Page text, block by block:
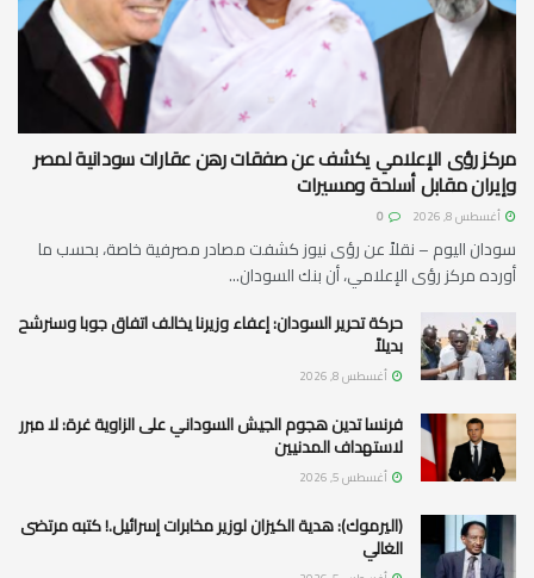
مركز رؤى الإعلامي يكشف عن صفقات رهن عقارات سودانية لمصر
وإيران مقابل أسلحة ومسيرات
أغسطس 8, 2026
سودان اليوم – نقلاً عن رؤى نيوز كشفت مصادر مصرفية خاصة، بحسب ما
أورده مركز رؤى الإعلامي، أن بنك السودان...
حركة تحرير السودان: إعفاء وزيرنا يخالف اتفاق جوبا وسنرشح
بديلاً
أغسطس 8, 2026
فرنسا تدين هجوم الجيش السوداني على الزاوية غرة: لا مبرر
لاستهداف المدنيين
أغسطس 5, 2026
(اليرموك): هدية الكيزان لوزير مخابرات إسرائيل.! كتبه مرتضى
الغالي